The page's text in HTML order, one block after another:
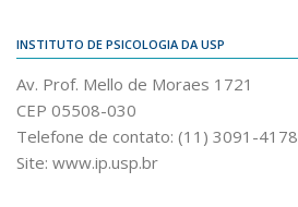
INSTITUTO DE PSICOLOGIA DA USP
Av. Prof. Mello de Moraes 1721
CEP 05508-030
Telefone de contato: (11) 3091-4178
Site: www.ip.usp.br